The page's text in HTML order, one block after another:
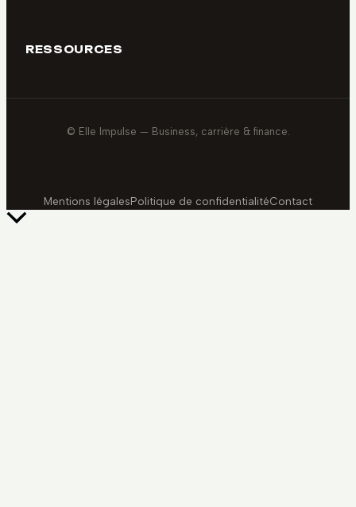
RESSOURCES
© Elle Impulse — Business, carrière & finance.
Mentions légalesPolitique de confidentialitéContact